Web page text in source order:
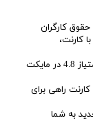
در سال 1404، حداقل حقوق کارگران
است. با کارنت،
امن و معتبر: کارنت با نماد اعتماد الکترونیکی و امتیاز 4.8 در مایکت
راهی برای
به شما